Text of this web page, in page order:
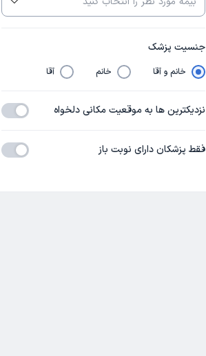
جنسیت پزشک
خانم و آقا خانم آقا
نزدیکترین ها به موقعیت مکانی دلخواه
فقط پزشکان دارای نوبت باز